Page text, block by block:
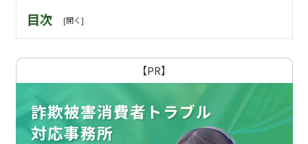
目次
【PR】
詐欺被害消費者トラブル
対応事務所